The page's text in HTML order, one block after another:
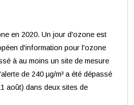
en 2020. Un jour d'ozone est
d'information pour l'ozone
à au moins un site de mesure
de 240 µg/m³ a été dépassé
août) dans deux sites de